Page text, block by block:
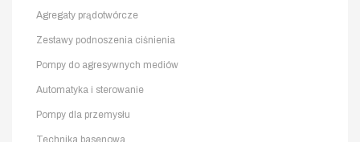
Agregaty prądotwórcze
Zestawy podnoszenia ciśnienia
Pompy do agresywnych mediów
Automatyka i sterowanie
Pompy dla przemysłu